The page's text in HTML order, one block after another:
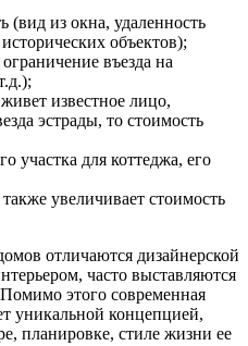
(вид из окна, удаленность
объектов);
въезда на
известное лицо,
эстрады, то стоимость
участка для коттеджа, его
увеличивает стоимость
отличаются дизайнерской
часто выставляются
этого современная
уникальной концепцией,
планировке, стиле жизни ее